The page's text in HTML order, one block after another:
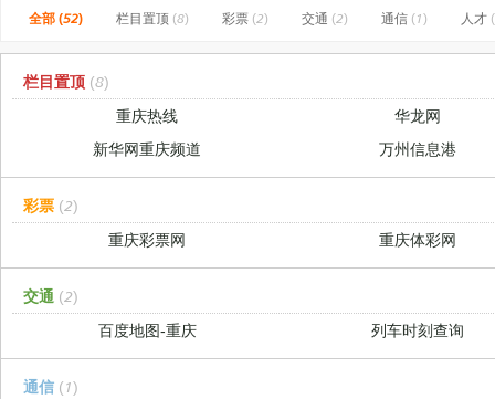
全部 (52) 栏目置顶 (8) 彩票 (2) 交通 (2) 通信 (1) 人才
栏目置顶 (8)
重庆热线
华龙网
新华网重庆频道
万州信息港
彩票 (2)
重庆彩票网
重庆体彩网
交通 (2)
百度地图-重庆
列车时刻查询
通信 (1)